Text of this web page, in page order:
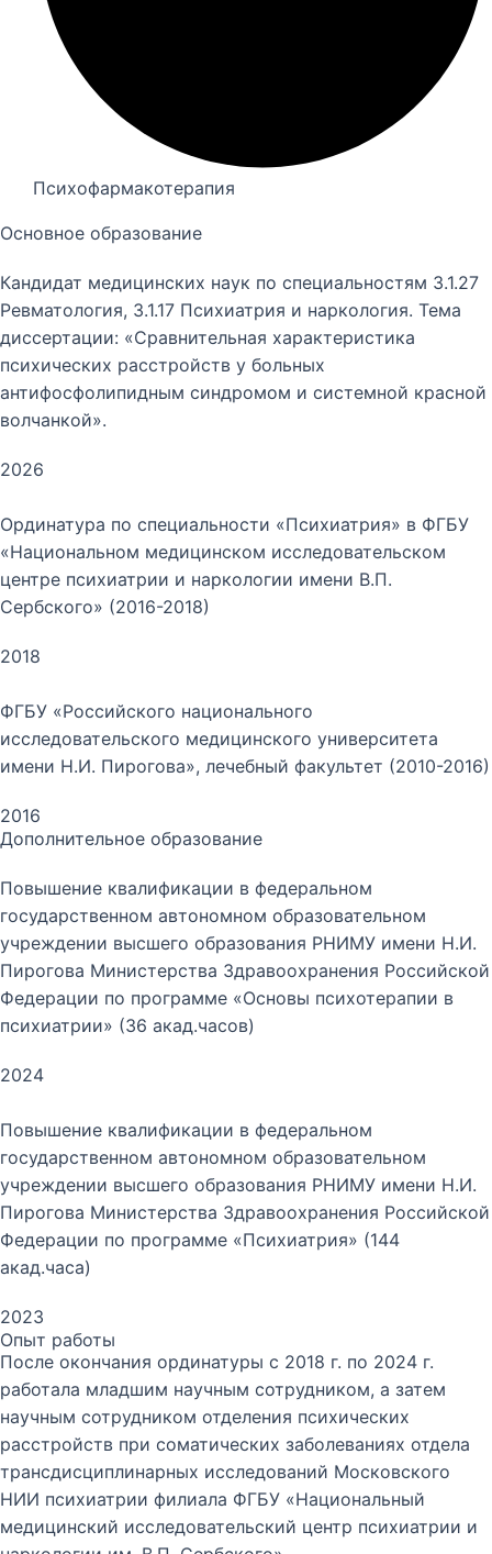
Психофармакотерапия
Основное образование
Кандидат медицинских наук по специальностям 3.1.27
Ревматология, 3.1.17 Психиатрия и наркология. Тема
диссертации: «Сравнительная характеристика
психических расстройств у больных
антифосфолипидным синдромом и системной красной
волчанкой».
2026
Ординатура по специальности «Психиатрия» в ФГБУ
«Национальном медицинском исследовательском
центре психиатрии и наркологии имени В.П.
Сербского» (2016-2018)
2018
ФГБУ «Российского национального
исследовательского медицинского университета
имени Н.И. Пирогова», лечебный факультет (2010-2016)
2016
Дополнительное образование
Повышение квалификации в федеральном
государственном автономном образовательном
учреждении высшего образования РНИМУ имени Н.И.
Пирогова Министерства Здравоохранения Российской
Федерации по программе «Основы психотерапии в
психиатрии» (36 акад.часов)
2024
Повышение квалификации в федеральном
государственном автономном образовательном
учреждении высшего образования РНИМУ имени Н.И.
Пирогова Министерства Здравоохранения Российской
Федерации по программе «Психиатрия» (144
акад.часа)
2023
Опыт работы
После окончания ординатуры с 2018 г. по 2024 г.
работала младшим научным сотрудником, а затем
научным сотрудником отделения психических
расстройств при соматических заболеваниях отдела
трансдисциплинарных исследований Московского
НИИ психиатрии филиала ФГБУ «Национальный
медицинский исследовательский центр психиатрии и